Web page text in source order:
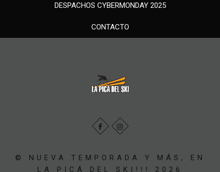
DESPACHOS CYBERMONDAY 2025
CONTACTO
© NUEVA TEMPORADA Y MÁS, EN
LA PICÁ DEL SKI!!! 2026